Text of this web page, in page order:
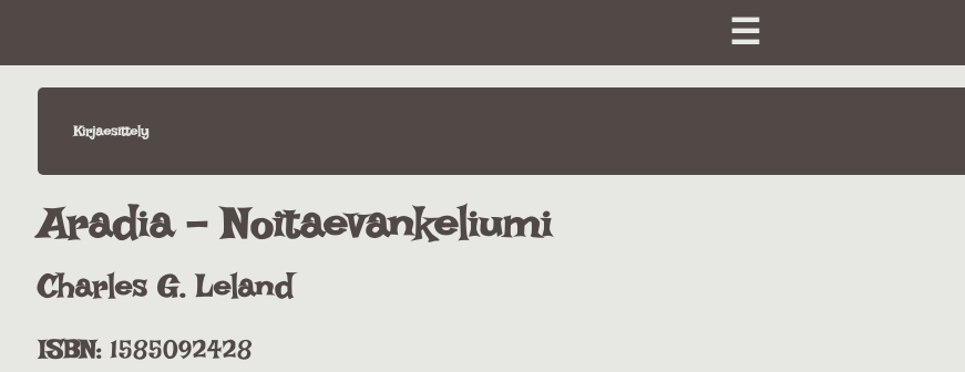
☰
Kirjaesittely
Aradia - Noitaevankeliumi
Charles G. Leland
ISBN:1585092428